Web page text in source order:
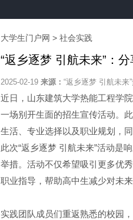
大学生门户网 > 社会实践
“返乡逐梦 引航未来”：
2025-02-19 来源： “返乡逐梦 引航未来
近日，山东建筑大学热能工程学
一场别开生面的招生宣传活动。
生活、专业选择以及职业规划，
此次“返乡逐梦 引航未来”活动是
举措。活动不仅希望吸引更多优
职业指导，帮助高中生减少对未
实践团队成员们重返熟悉的校园